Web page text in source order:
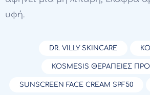
υφή.
DR. VILLY SKINCARE
KOSMESIS ΘΕΡΑΠΕΊΕΣ
SUNSCREEN FACE CREAM SPF50